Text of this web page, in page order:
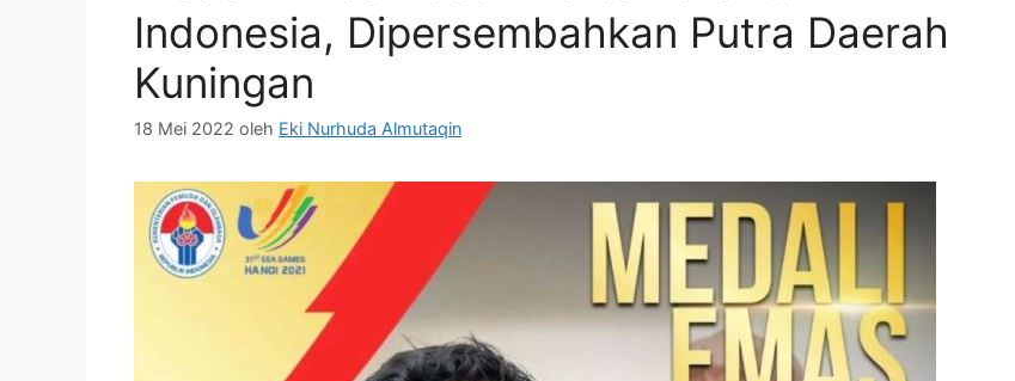
Indonesia, Dipersembahkan Putra Daerah
Kuningan
18 Mei 2022 oleh Eki Nurhuda Almutaqin